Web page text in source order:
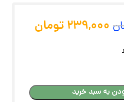
239,000 تومان
به سبد خرید